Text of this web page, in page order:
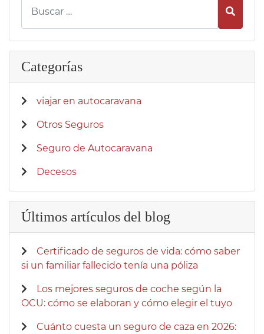
Categorías
viajar en autocaravana
Otros Seguros
Seguro de Autocaravana
Decesos
Últimos artículos del blog
Certificado de seguros de vida: cómo saber
si un familiar fallecido tenía una póliza
Los mejores seguros de coche según la
OCU: cómo se elaboran y cómo elegir el tuyo
Cuánto cuesta un seguro de caza en 2026: